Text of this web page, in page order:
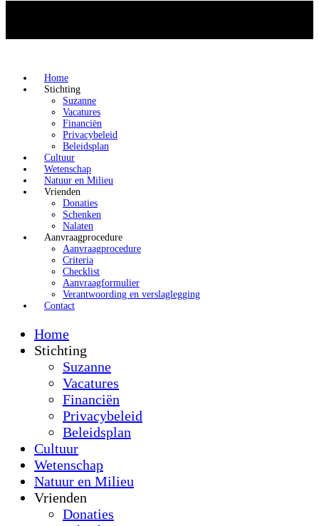
Home
Stichting
Suzanne
Vacatures
Financiën
Privacybeleid
Beleidsplan
Cultuur
Wetenschap
Natuur en Milieu
Vrienden
Donaties
Schenken
Nalaten
Aanvraagprocedure
Aanvraagprocedure
Criteria
Checklist
Aanvraagformulier
Verantwoording en verslaglegging
Contact
Home
Stichting
Suzanne
Vacatures
Financiën
Privacybeleid
Beleidsplan
Cultuur
Wetenschap
Natuur en Milieu
Vrienden
Donaties